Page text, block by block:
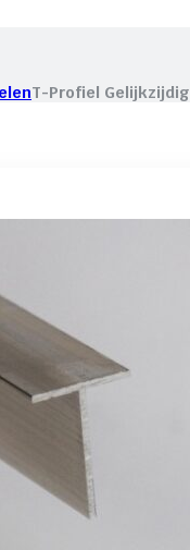
T-Profiel